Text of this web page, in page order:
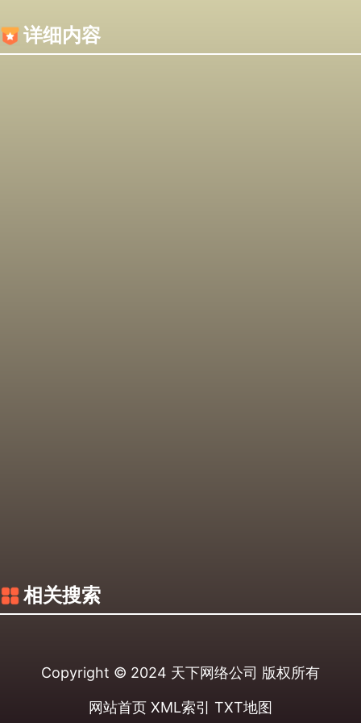
详细内容
相关搜索
Copyright © 2024 天下网络公司 版权所有
网站首页 XML索引 TXT地图